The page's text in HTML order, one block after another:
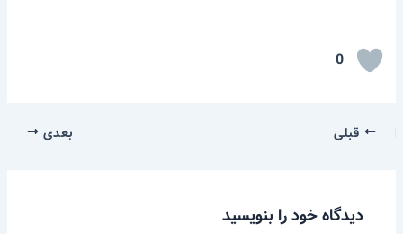
0
قبلی بعدی
دیدگاه‌ خود را بنویسید